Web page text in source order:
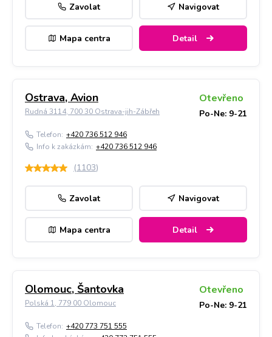
Zavolat Navigovat
Mapa centra Detail
Ostrava, Avion
Rudná 3114, 700 30 Ostrava-jih-Zábřeh
Otevřeno
Po-Ne: 9-21
Telefon: +420 736 512 946
Info k zakázkám: +420 736 512 946
(1103)
Zavolat Navigovat
Mapa centra Detail
Olomouc, Šantovka
Polská 1, 779 00 Olomouc
Otevřeno
Po-Ne: 9-21
Telefon: +420 773 751 555